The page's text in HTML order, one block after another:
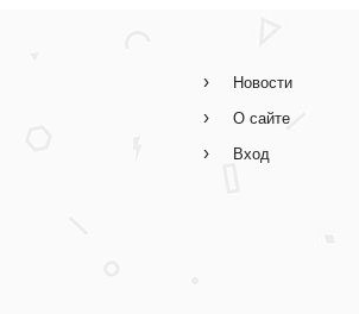
Новости
О сайте
Вход